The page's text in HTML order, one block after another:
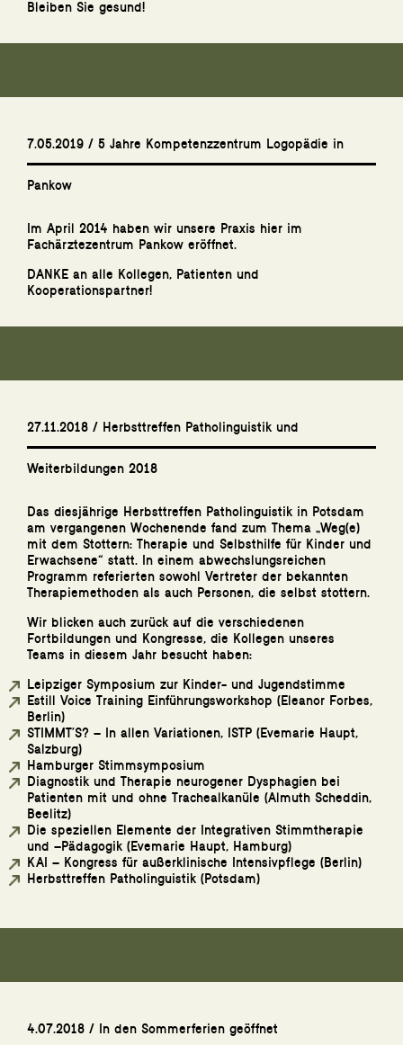
Bleiben Sie gesund!
7.05.2019 / 5 Jahre Kompetenzzentrum Logopädie in
Pankow
Im April 2014 haben wir unsere Praxis hier im
Fachärztezentrum Pankow eröffnet.
DANKE an alle Kollegen, Patienten und
Kooperationspartner!
27.11.2018 / Herbsttreffen Patholinguistik und
Weiterbildungen 2018
Das diesjährige Herbsttreffen Patholinguistik in Potsdam
am vergangenen Wochenende fand zum Thema „Weg(e)
mit dem Stottern: Therapie und Selbsthilfe für Kinder und
Erwachsene“ statt. In einem abwechslungsreichen
Programm referierten sowohl Vertreter der bekannten
Therapiemethoden als auch Personen, die selbst stottern.
Wir blicken auch zurück auf die verschiedenen
Fortbildungen und Kongresse, die Kollegen unseres
Teams in diesem Jahr besucht haben:
Leipziger Symposium zur Kinder- und Jugendstimme
Estill Voice Training Einführungsworkshop (Eleanor Forbes,
Berlin)
STIMMT’S? – In allen Variationen, ISTP (Evemarie Haupt,
Salzburg)
Hamburger Stimmsymposium
Diagnostik und Therapie neurogener Dysphagien bei
Patienten mit und ohne Trachealkanüle (Almuth Scheddin,
Beelitz)
Die speziellen Elemente der Integrativen Stimmtherapie
und –Pädagogik (Evemarie Haupt, Hamburg)
KAI – Kongress für außerklinische Intensivpflege (Berlin)
Herbsttreffen Patholinguistik (Potsdam)
4.07.2018 / In den Sommerferien geöffnet